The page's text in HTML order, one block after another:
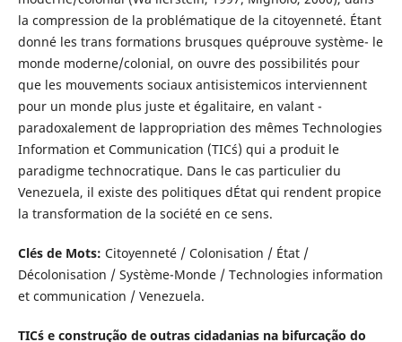
la compression de la problématique de la citoyenneté. Étant
donné les trans formations brusques quéprouve système- le
monde moderne/colonial, on ouvre des possibilités pour
que les mouvements sociaux antisistemicos interviennent
pour un monde plus juste et égalitaire, en valant -
paradoxalement de lappropriation des mêmes Technologies
Information et Communication (TIC´s) qui a produit le
paradigme technocratique. Dans le cas particulier du
Venezuela, il existe des politiques dÉtat qui rendent propice
la transformation de la société en ce sens.
Clés de Mots: Citoyenneté / Colonisation / État /
Décolonisation / Système-Monde / Technologies information
et communication / Venezuela.
TIC´s e construção de outras cidadanias na bifurcação do